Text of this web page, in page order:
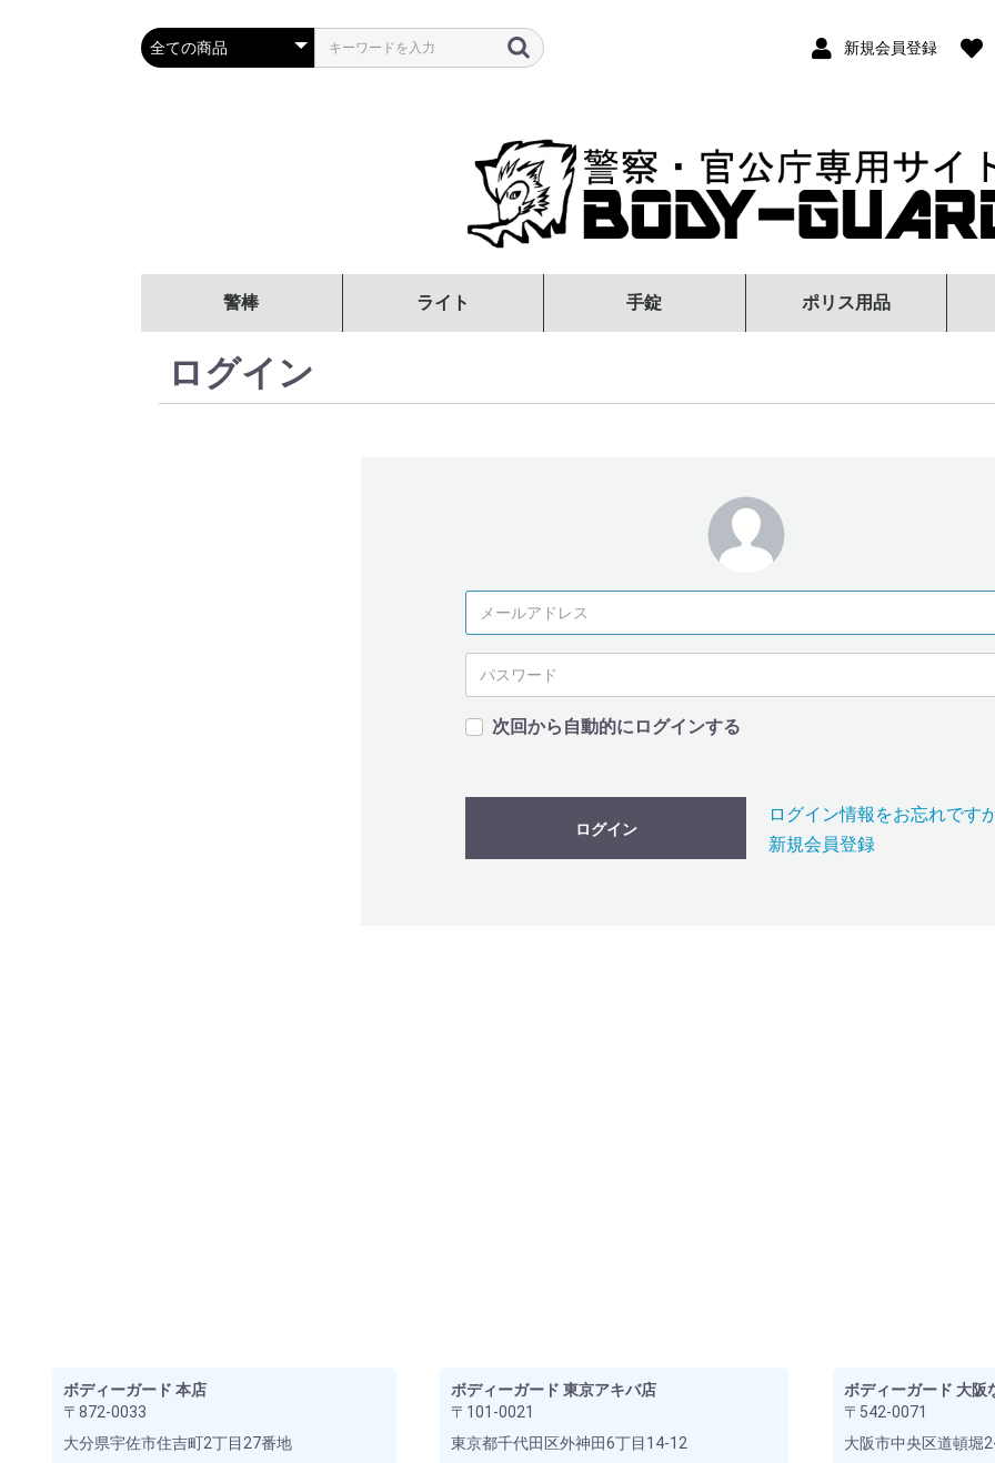
新規会員登録
警棒
サイズで選ぶ
強度(素材)で選ぶ
タイプで選ぶ
オプション品・パーツ
ライト 手錠 ポリス用品
ログイン
次回から自動的にログインする
ログイン
ログイン情報をお忘れです
新規会員登録
ボディーガード 本店
〒872-0033
大分県宇佐市住吉町2丁目27番地
ボディーガード 東京アキバ店
〒101-0021
東京都千代田区外神田6丁目14-12
ボディーガード 大阪
〒542-0071
大阪市中央区道頓堀